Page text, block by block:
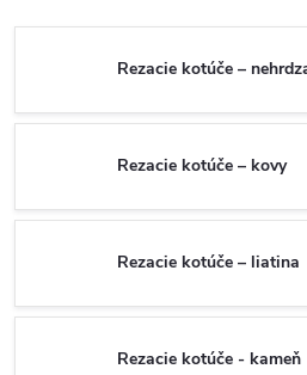
Rezacie kotúče –
Rezacie kotúče – kovy
Rezacie kotúče – liatina
Rezacie kotúče - kameň